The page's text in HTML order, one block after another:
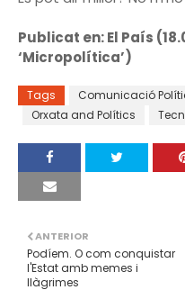
Publicat en: El País
‘Micropolítica’)
Tags Comunicació
Orxata and Polítics
ANTERIOR
Podíem. O com conquistar
l'Estat amb memes i
llàgrimes